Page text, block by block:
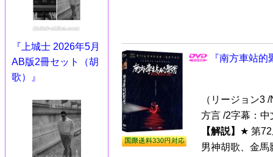
『上城士 2026年5月
AB版2冊セット（胡
歌）』
『南方車站
（リージョン3
方言 /2字幕：
【解説】 ★ 第72
男神胡歌、金